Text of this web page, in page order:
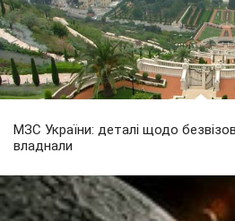
МЗС України: деталі щодо
владнали